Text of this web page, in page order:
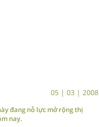
05 | 03 | 2008
đang nỗ lực mở rộng thị
nay.